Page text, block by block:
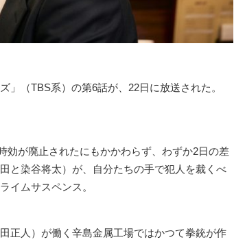
（TBS系）の第6話が、22日に放送された。
が廃止されたにもかかわらず、わずか2日の差
と染谷将太）が、自分たちの手で犯人を裁くべ
イムサスペンス。
正人）が働く辛島金属工場ではかつて拳銃が作